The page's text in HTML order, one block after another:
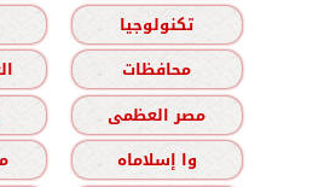
تكنولوجيا
محافظات
مصر العظمى
وا إسلاماه